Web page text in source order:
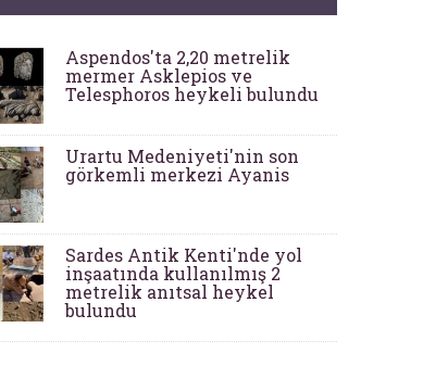
Aspendos'ta 2,20 metrelik
mermer Asklepios ve
Telesphoros heykeli bulundu
Urartu Medeniyeti'nin son
görkemli merkezi Ayanis
Sardes Antik Kenti'nde yol
inşaatında kullanılmış 2
metrelik anıtsal heykel
bulundu